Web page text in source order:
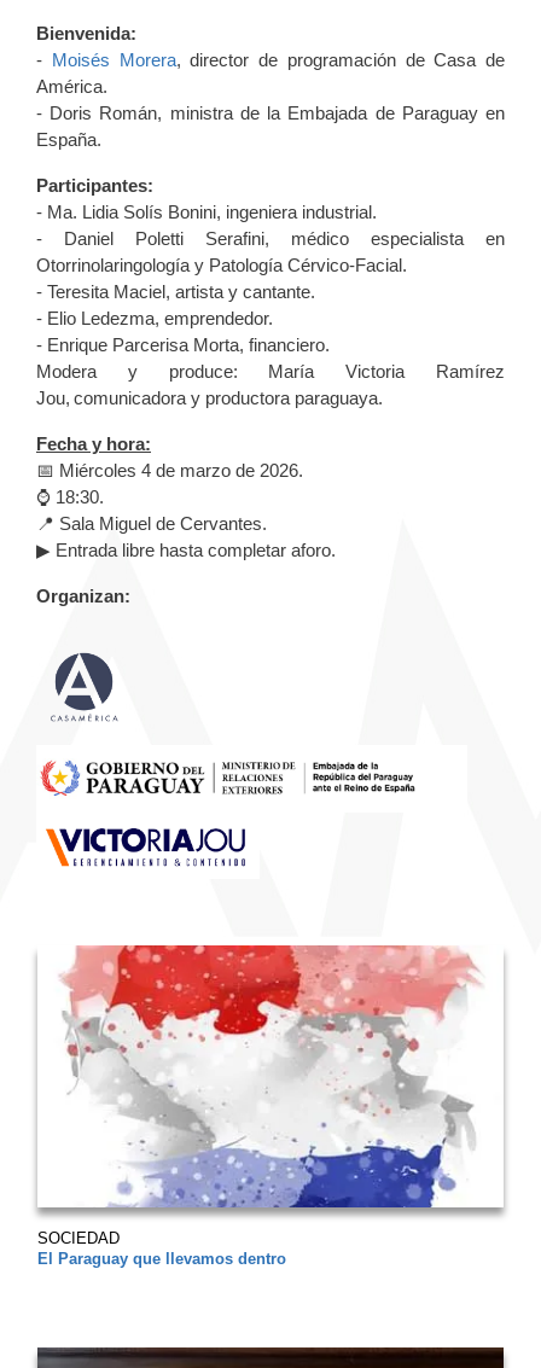
Bienvenida:
- Moisés Morera, director de programación de Casa de
América.
- Doris Román, ministra de la Embajada de Paraguay en
España.
Participantes:
- Ma. Lidia Solís Bonini, ingeniera industrial.
- Daniel Poletti Serafini, médico especialista en
Otorrinolaringología y Patología Cérvico-Facial.
- Teresita Maciel, artista y cantante.
- Elio Ledezma, emprendedor.
- Enrique Parcerisa Morta, financiero.
Modera y produce:
María Victoria Ramírez
Jou, comunicadora y productora paraguaya.
Fecha y hora:
📅 Miércoles 4 de marzo de 2026.
⌚ 18:30.
📍 Sala Miguel de Cervantes.
▶ Entrada libre hasta completar aforo.
Organizan:
SOCIEDAD
El Paraguay que llevamos dentro